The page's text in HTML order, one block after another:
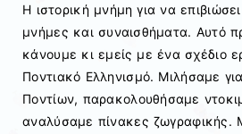
Η ιστορική μνήμη για να
μνήμες και συναισθήματα. Αυτό
κάνουμε κι εμείς με ένα σχέδιο
Ποντιακό Ελληνισμό. Μιλήσαμε
Ποντίων, παρακολουθήσαμε
αναλύσαμε πίνακες ζωγραφικής.